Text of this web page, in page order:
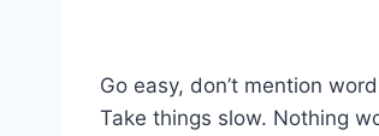
Go easy, don’t mention
Take things slow. Nothing